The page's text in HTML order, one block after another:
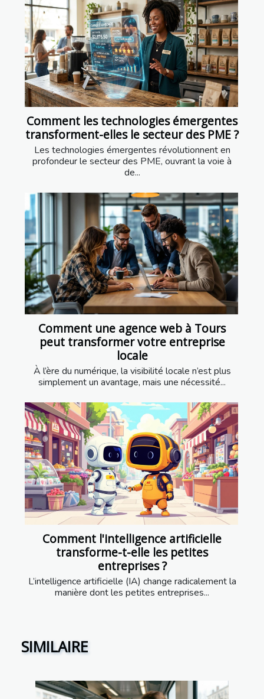
Comment les technologies émergentes
transforment-elles le secteur des PME ?
Les technologies émergentes révolutionnent en
profondeur le secteur des PME, ouvrant la voie à
de...
Comment une agence web à Tours
peut transformer votre entreprise
locale
À l’ère du numérique, la visibilité locale n’est plus
simplement un avantage, mais une nécessité...
Comment l'intelligence artificielle
transforme-t-elle les petites
entreprises ?
L’intelligence artificielle (IA) change radicalement la
manière dont les petites entreprises...
SIMILAIRE